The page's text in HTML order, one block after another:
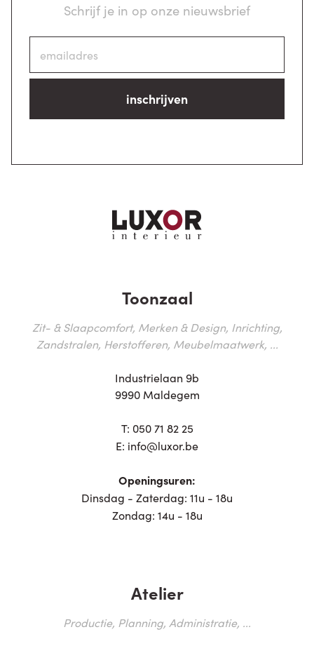
Schrijf je in op onze nieuwsbrief
inschrijven
Toonzaal
Zit- & Slaapcomfort, Merken & Design, Inrichting,
Zandstralen, Herstofferen, Meubelmaatwerk, ...
Industrielaan 9b
9990 Maldegem
T: 050 71 82 25
E: info@luxor.be
Openingsuren:
Dinsdag - Zaterdag: 11u - 18u
Zondag: 14u - 18u
Atelier
Productie, Planning, Administratie, ...